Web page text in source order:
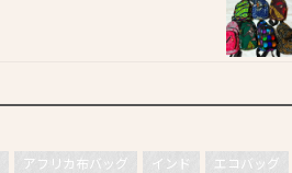
アフリカ布バッグ インド
エコバッグ